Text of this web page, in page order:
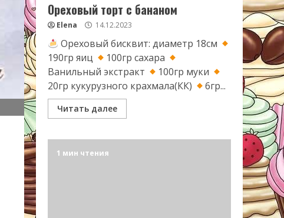
Ореховый торт с бананом
Elena 14.12.2023
Ореховый бисквит: диаметр 18см
190гр яиц
100гр сахара
Ванильный экстракт
100гр муки
20гр кукурузного крахмала(КК)
6гр...
Читать далее
1 мин чтения